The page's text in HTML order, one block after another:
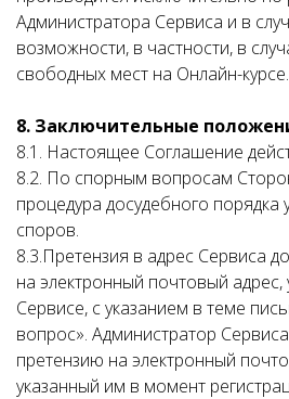
Администратора Сервиса и в
возможности, в частности, в
свободных мест на Онлайн-курсе.
8. Заключительные
8.1. Настоящее Соглашение
8.2. По спорным вопросам
процедура досудебного порядка
споров.
8.3.Претензия в адрес Сервиса
на электронный почтовый адрес,
Сервисе, с указанием в теме
вопрос». Администратор
претензию на электронный
указанный им в момент